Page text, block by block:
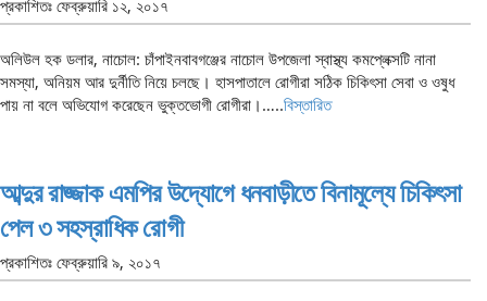
প্রকাশিতঃ ফেব্রুয়ারি ১২, ২০১৭
অলিউল হক ডলার, নাচোল: চাঁপাইনবাবগঞ্জের নাচোল উপজেলা স্বাস্থ্য কমপ্লেক্সটি নানা
সমস্যা, অনিয়ম আর দুর্নীতি নিয়ে চলছে। হাসপাতালে রোগীরা সঠিক চিকিৎসা সেবা ও ওষুধ
পায় না বলে অভিযোগ করেছেন ভুক্তভোগী রোগীরা।…..বিস্তারিত
আব্দুর রাজ্জাক এমপির উদ্যোগে ধনবাড়ীতে বিনামূল্যে চিকিৎসা
পেল ৩ সহস্রাধিক রোগী
প্রকাশিতঃ ফেব্রুয়ারি ৯, ২০১৭